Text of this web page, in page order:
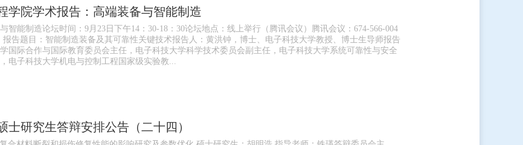
学院学术报告：高端装备与智能制造
智能制造论坛时间：9月23日下午14：30-18：30论坛地点：线上举行（腾讯会议）腾讯会议：674-566-004
报告题目：智能制造装备及其可靠性关键技术报告人：黄洪钟，博士、电子科技大学教授、博士生导师报告
国际合作与国际教育委员会主任，电子科技大学科学技术委员会副主任，电子科技大学系统可靠性与安全
电子科技大学机电与控制工程国家级实验教...
士研究生答辩安排公告（二十四）